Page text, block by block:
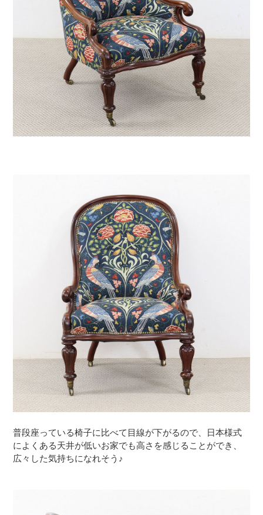
普段座っている椅子に比べて目線が下がるので、日本様式
によくある天井が低いお家でも高さを感じることができ、
広々した気持ちになれそう♪